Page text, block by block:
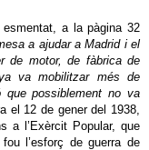
a la pàgina 32
a ajudar a Madrid i el
de motor, de fàbrica de
va mobilitzar més de
que possiblement no va
el 12 de gener del 1938,
a l’Exèrcit Popular, que
l’esforç de guerra de